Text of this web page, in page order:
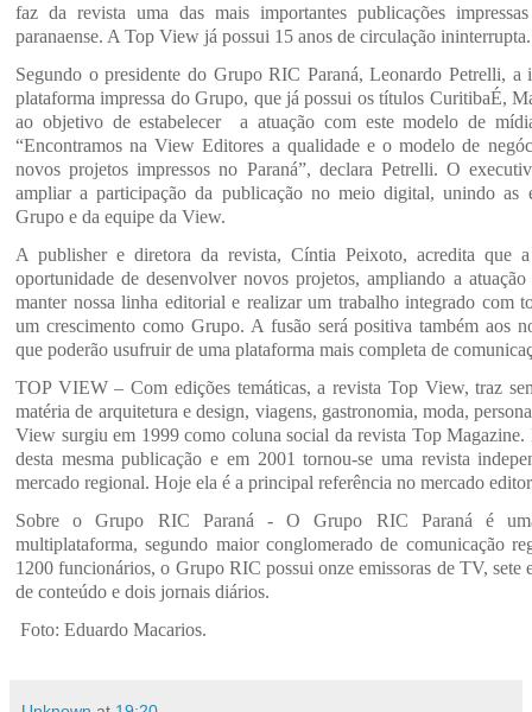
faz da revista uma das mais importantes publicações
paranaense. A Top View já possui 15 anos de circulação
Segundo o presidente do Grupo RIC Paraná, Leonardo Petrelli,
plataforma impressa do Grupo, que já possui os títulos CuritibaÉ,
ao objetivo de estabelecer a atuação com este modelo de
“Encontramos na View Editores a qualidade e o modelo de
novos projetos impressos no Paraná”, declara Petrelli. O
ampliar a participação da publicação no meio digital, unindo as
Grupo e da equipe da View.
A publisher e diretora da revista, Cíntia Peixoto, acredita que a
oportunidade de desenvolver novos projetos, ampliando a
manter nossa linha editorial e realizar um trabalho integrado com
um crescimento como Grupo. A fusão será positiva também aos
que poderão usufruir de uma plataforma mais completa de
TOP VIEW – Com edições temáticas, a revista Top View, traz
matéria de arquitetura e design, viagens, gastronomia, moda,
View surgiu em 1999 como coluna social da revista Top
desta mesma publicação e em 2001 tornou-se uma revista
mercado regional. Hoje ela é a principal referência no mercado
Sobre o Grupo RIC Paraná - O Grupo RIC Paraná é uma
multiplataforma, segundo maior conglomerado de comunicação
1200 funcionários, o Grupo RIC possui onze emissoras de TV, sete
de conteúdo e dois jornais diários.
Foto: Eduardo Macarios.